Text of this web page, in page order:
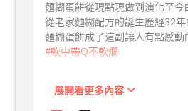
麵糊蛋餅從現點現做到演化至今
從老家麵糊配方的誕生歷經32年
麵糊蛋餅成了這副讓人有點感動
#軟中帶Q不軟爛
展開看更多內容